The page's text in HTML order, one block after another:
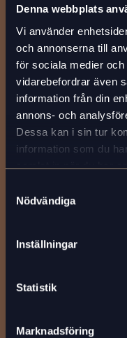
Denna webbplats
Vi använder
och annonserna till
för sociala medier
vidarebefordrar även
information från din
annons- och
Dessa kan i sin tur
information som du
samlat in när du har
Nödvändiga
Inställningar
Statistik
Marknadsföring
Hur får
väljer, ditt lokala
engagemang, godaste
smakexperter är helt